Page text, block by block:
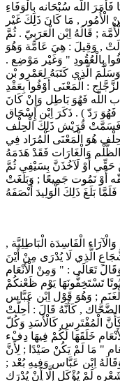
اللَّه سُبْحَانه بِالْوَفَاءِ
, مَا كَانَ ذَلِكَ غَيْر
; قَالَهُ اِبْن الْعَرَبِيّ . ثُمَّ
] . قَالَ اِبْن جُرَيْج : هُوَ خَاصّ بِأَهْلِ الْكِتَاب وَفِيهِمْ نَزَلَتْ , وَقِيلَ : هِيَ عَامَّة وَهُوَ
بِالْعُقُودِ " وَغَيْر مَوْضِع .
الَّذِي كَتَبَهُ لِعَمْرِو بْن
" يَا أَيّهَا الَّذِينَ آمَنُوا أَوْفُوا بِالْعُقُودِ " فَكَتَبَ الْآيَات فِيهَا إِلَى قَوْله : " إِنَّ اللَّه سَرِيع الْحِسَاب " [ الْمَائِدَة : 4 ] ) . وَقَالَ الزَّجَّاج : الْمَعْنَى أَوْفُوا بِعَقْدِ
اللَّه فَهُوَ بَاطِل وَإِنْ كَانَ
فَهُوَ رَدّ ) . ذَكَرَ اِبْن إِسْحَاق
; فَسَمَّتْ قُرَيْش ذَلِكَ الْحِلْف
هُوَ الْمَعْنَى الْمُرَاد فِي
وَالْغَارَات فَقَدْ هَدَمَهُ
حَقِّي أَوْ لَآخُذَنَّ بِسَيْفِي ثُمَّ
أَوْ نَمُوت جَمِيعًا ; وَبَلَغَتْ
الْفَاسِدَة الْبَاطِلِيَّة ,
الَّذِي لَا يُدْرَى مِنْ أَيْنَ
وَالْبَقَر وَالْغَنَم , سُمِّيَتْ بِذَلِكَ لِلِينِ مَشْيهَا ; قَالَ اللَّه تَعَالَى : " وَالْأَنْعَام خَلَقَهَا لَكُمْ فِيهَا دِفْء وَمَنَافِع " [ النَّحْل : 5 ] إِلَى قَوْله : " وَتَحْمِل أَثْقَالكُمْ " [ النَّحْل : 7 ] , وَقَالَ تَعَالَى : " وَمِنْ الْأَنْعَام
] وَقَالَ تَعَالَى : " وَجَعَلَ لَكُمْ مِنْ جُلُود الْأَنْعَام بُيُوتًا تَسْتَخِفُّونَهَا يَوْم ظَعْنكُمْ
وَالْغَنَم ; وَهُوَ قَوْل اِبْن عَبَّاس
, كَأَنَّهُ قَالَ : أُحِلَّتْ
الْمُفْتَرِس كَالْأَسَدِ وَكُلّ
خَلَقَهَا لَكُمْ فِيهَا دِفْء
: " بَهِيمَة الْأَنْعَام " مَا لَمْ يَكُنْ صَيْدًا ; لِأَنَّ
اِبْن عَبَّاس وَفِيهِ بُعْد ;
لَمْ يُؤْكَل إِلَّا أَنْ يُدْرَك